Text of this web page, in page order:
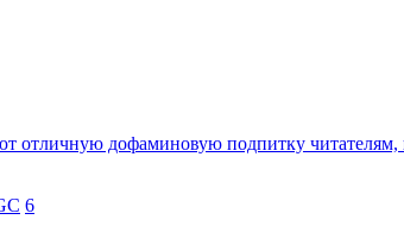
отличную дофаминовую подпитку
6